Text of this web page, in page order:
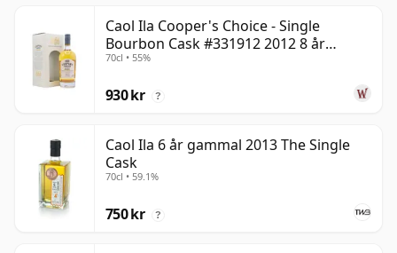
Caol Ila Cooper's Choice - Single
Bourbon Cask #331912 2012 8 år
gammal
70cl • 55%
930 kr ?
Caol Ila 6 år gammal 2013 The Single
Cask
70cl • 59.1%
750 kr ?